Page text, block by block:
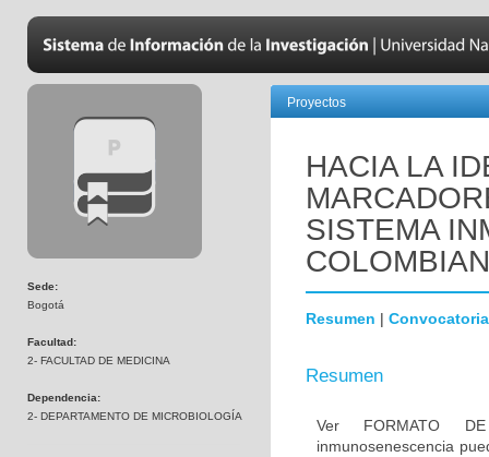
Sede:
Bogotá
Facultad:
2- FACULTAD DE MEDICINA
Dependencia:
2- DEPARTAMENTO DE MICROBIOLOGÍA
Proyectos
HACIA LA
SISTEMA
Resumen | Convocatoria
Resumen
Ver FORMATO DE
inmunosenescencia